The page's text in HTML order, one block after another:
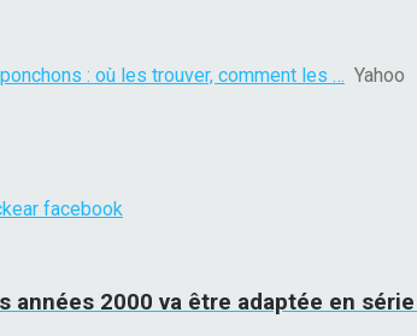
: où les trouver, comment les … Yahoo
facebook
années 2000 va être adaptée en série